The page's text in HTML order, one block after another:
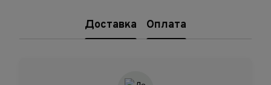
Доставка Оплата